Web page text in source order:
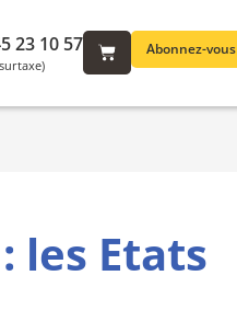
Abonnez-vous
23 10 57
les Etats